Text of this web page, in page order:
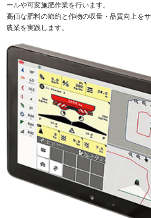
ールや可変施肥作業を行います。
高価な肥料の節約と作物の収量・品質向上を
農業を実践します。